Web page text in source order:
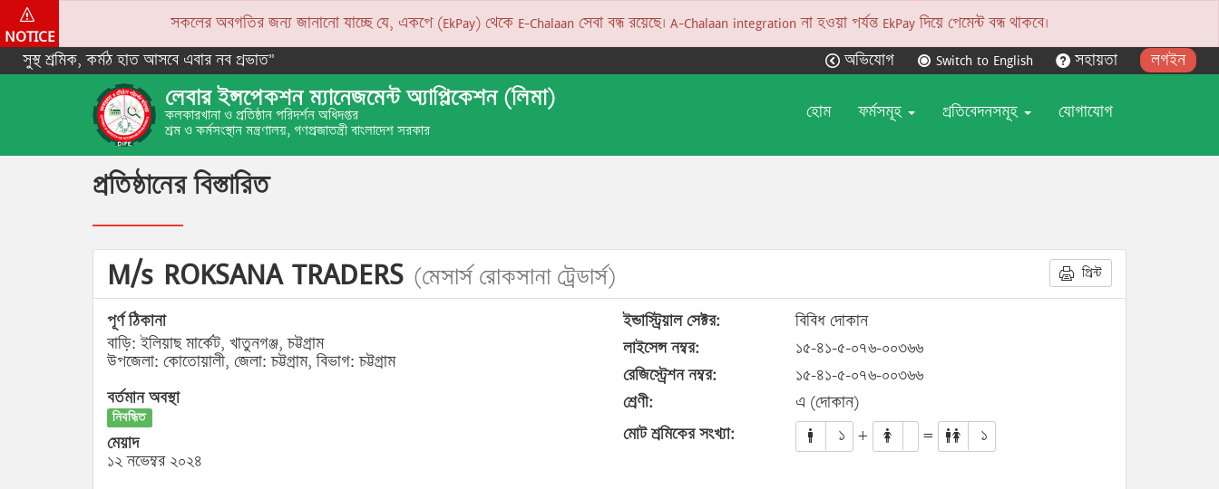
NOTICE
সকলের অবগতির জন্য জানানো যাচ্ছে যে, একপে (EkPay) থেকে E-Chalaan সেবা বন্ধ রয়েছে। A-Chalaan integration না হওয়া পর্যন্ত EkPay দিয়ে পেমেন্ট বন্ধ থাকবে।
সুস্থ শ্রমিক, কর্মঠ হাত আসবে এবার নব প্রভাত”
অভিযোগ Switch to English সহায়তা লগইন
লেবার ইন্সপেকশন ম্যানেজমেন্ট অ্যাপ্লিকেশন (লিমা)
কলকারখানা ও প্রতিষ্ঠান পরিদর্শন অধিদপ্তর
শ্রম ও কর্মসংস্থান মন্ত্রণালয়, গণপ্রজাতন্ত্রী বাংলাদেশ সরকার
হোম ফর্মসমূহ প্রতিবেদনসমূহ যোগাযোগ
প্রতিষ্ঠানের বিস্তারিত
M/s ROKSANA TRADERS (মেসার্স রোকসানা ট্রেডার্স) প্রিন্ট
পূর্ণ ঠিকানা
বাড়ি: ইলিয়াছ মার্কেট, খাতুনগঞ্জ, চট্টগ্রাম
উপজেলা: কোতোয়ালী, জেলা: চট্টগ্রাম, বিভাগ: চট্টগ্রাম
বর্তমান অবস্থা
নিবন্ধিত
মেয়াদ
১২ নভেম্বর ২০২৪
ইন্ডাস্ট্রিয়াল সেক্টর:
বিবিধ দোকান
লাইসেন্স নম্বর:
১৫-৪১-৫-০৭৬-০০৩৬৬
রেজিস্ট্রেশন নম্বর:
১৫-৪১-৫-০৭৬-০০৩৬৬
শ্রেণী:
এ (দোকান)
মোট শ্রমিকের সংখ্যা:
১ + = ১